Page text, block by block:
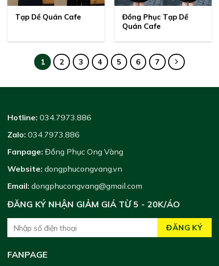
Tạp Dề Quán Cafe
Đồng Phục Tạp Dề
Quán Cafe
1 2 3 4 5 6 7
Hotline: 034.7973.886
Zalo: 034.7973.886
Fanpage: Đồng Phục Ong Vàng
Website: dongphucongvang.vn
Email: dongphucongvang@gmail.com
ĐĂNG KÝ NHẬN GIẢM GIÁ TỪ 5 - 20K/ÁO
FANPAGE